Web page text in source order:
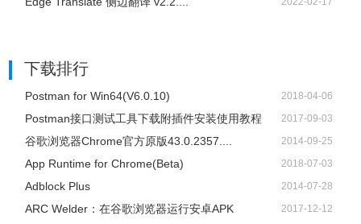
下载排行
Postman for Win64(V6.0.10) 2018-04-06
Postman接口测试工具下载附插件安装使用教程 2017-09-03
谷歌浏览器Chrome官方原版43.0.2357.... 2014-09-25
App Runtime for Chrome(Beta) 2018-07-03
Adblock Plus 2014-07-28
ARC Welder：在谷歌浏览器运行安卓APK 2017-12-12